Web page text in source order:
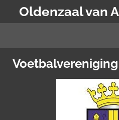
direct
Oldenzaal van